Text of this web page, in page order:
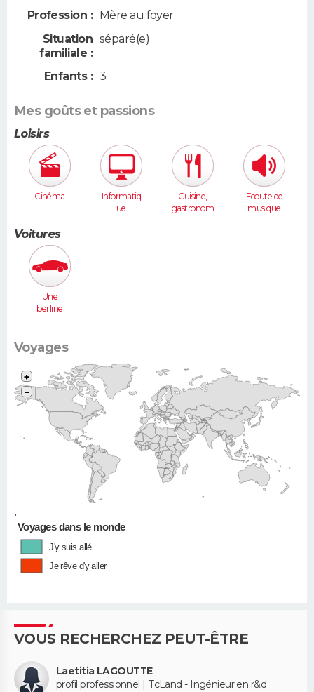
Profession : Mère au foyer
Situation
familiale :
séparé(e)
Enfants : 3
Mes goûts et passions
Loisirs
Cinéma
Informatiq
ue
Cuisine,
gastronom
Ecoute de
musique
Voitures
Une
berline
Voyages
•
+
−
Voyages dans le monde
J'y suis allé
Je rêve d'y aller
VOUS RECHERCHEZ PEUT-ÊTRE
Laetitia LAGOUTTE
profil professionnel | TcLand - Ingénieur en r&d